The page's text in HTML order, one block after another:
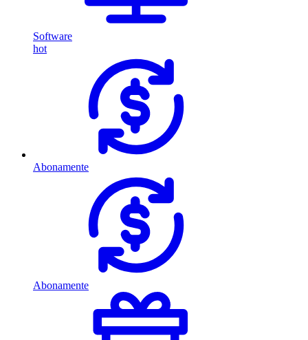
Software
hot
Abonamente
Abonamente